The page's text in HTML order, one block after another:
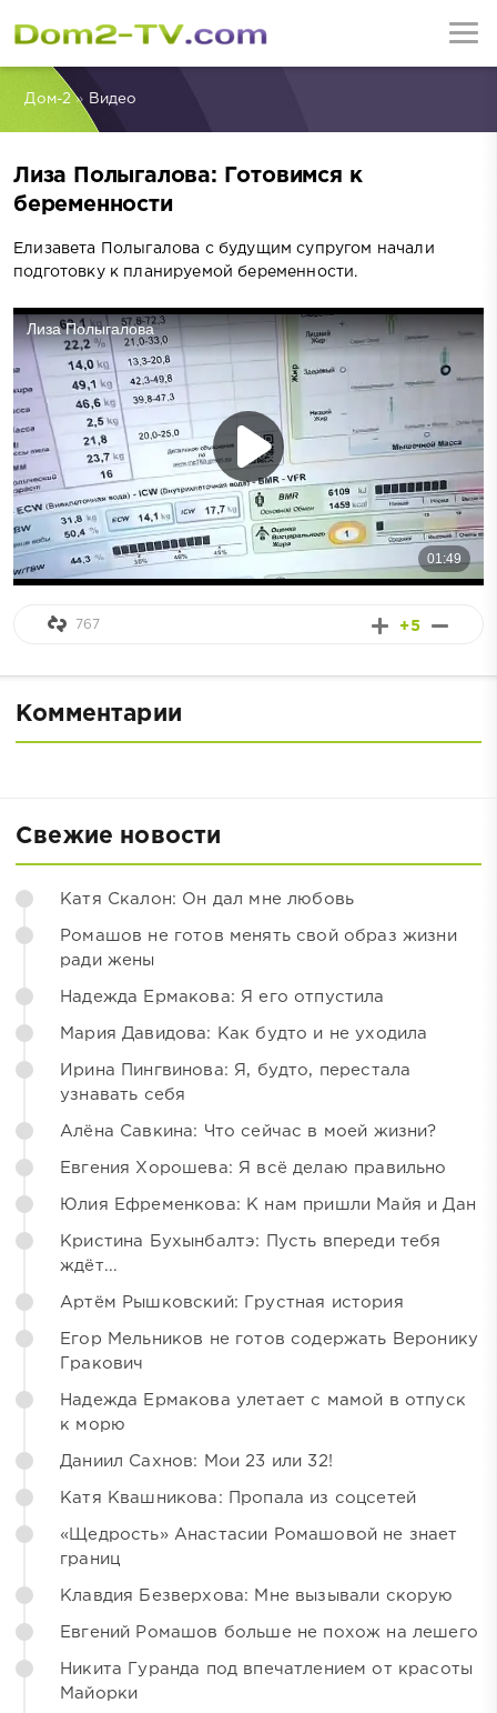
Дом-2» Видео
Лиза Полыгалова: Готовимся к
беременности
Елизавета Полыгалова с будущим супругом начали
подготовку к планируемой беременности.
+5
767
Комментарии
Свежие новости
Катя Скалон: Он дал мне любовь
Ромашов не готов менять свой образ жизни
ради жены
Надежда Ермакова: Я его отпустила
Мария Давидова: Как будто и не уходила
Ирина Пингвинова: Я, будто, перестала
узнавать себя
Алёна Савкина: Что сейчас в моей жизни?
Евгения Хорошева: Я всё делаю правильно
Юлия Ефременкова: К нам пришли Майя и Дан
Кристина Бухынбалтэ: Пусть впереди тебя
ждёт...
Артём Рышковский: Грустная история
Егор Мельников не готов содержать Веронику
Гракович
Надежда Ермакова улетает с мамой в отпуск
к морю
Даниил Сахнов: Мои 23 или 32!
Катя Квашникова: Пропала из соцсетей
«Щедрость» Анастасии Ромашовой не знает
границ
Клавдия Безверхова: Мне вызывали скорую
Евгений Ромашов больше не похож на лешего
Никита Гуранда под впечатлением от красоты
Майорки